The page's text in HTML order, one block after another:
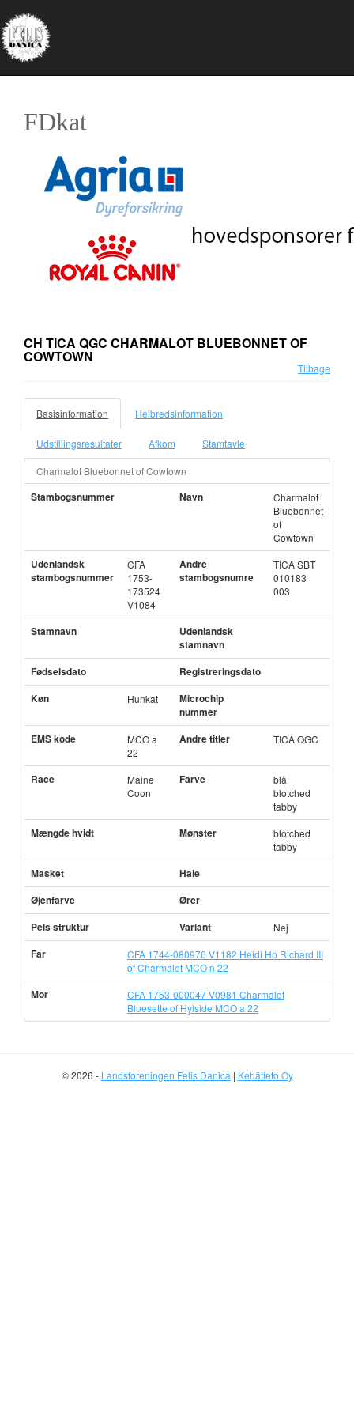
FDkat
CH TICA QGC CHARMALOT BLUEBONNET OF
COWTOWN
Tilbage
Basisinformation Helbredsinformation
Udstillingsresultater Afkom Stamtavle
Charmalot Bluebonnet of Cowtown
Stambogsnummer Navn
Charmalot
Bluebonnet
of
Cowtown
Udenlandsk
stambogsnummer
CFA
1753-
173524
V1084
Andre
stambogsnumre
TICA SBT
010183
003
Stamnavn
Udenlandsk
stamnavn
Fødselsdato
Registreringsdato
Køn
Hunkat
Microchip
nummer
EMS kode
MCO a
22
Andre titler TICA QGC
Race
Maine
Coon
Farve
blå
blotched
tabby
Mængde hvidt Mønster
blotched
tabby
Masket
Hale
Øjenfarve
Ører
Pels struktur
Variant Nej
Far
CFA 1744-080976 V1182 Heidi Ho Richard III
of Charmalot MCO n 22
Mor
CFA 1753-000047 V0981 Charmalot
Bluesette of Hylside MCO a 22
© 2026 - Landsforeningen Felis Danica | Kehätieto Oy